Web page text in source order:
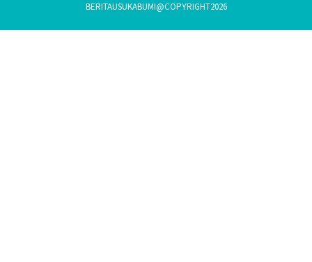
BERITAUSUKABUMI@COPYRIGHT2026